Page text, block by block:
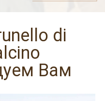
di
Вам